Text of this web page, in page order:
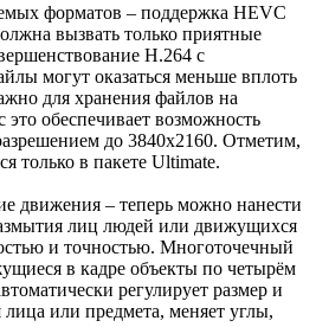
форматов – поддержка HEVC
вызвать только приятные
H.264 с
могут оказаться меньше вплоть
для хранения файлов на
обеспечивает возможность
до 3840х2160. Отметим,
только в пакете Ultimate.
движения – теперь можно нанести
лиц людей или движущихся
и точностью. Многоточечный
в кадре объекты по четырём
регулирует размер и
или предмета, меняет углы,